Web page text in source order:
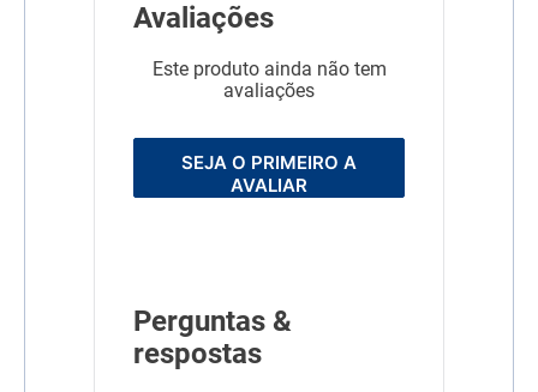
Avaliações
Este produto ainda não tem
avaliações
SEJA O PRIMEIRO A
AVALIAR
Perguntas &
respostas